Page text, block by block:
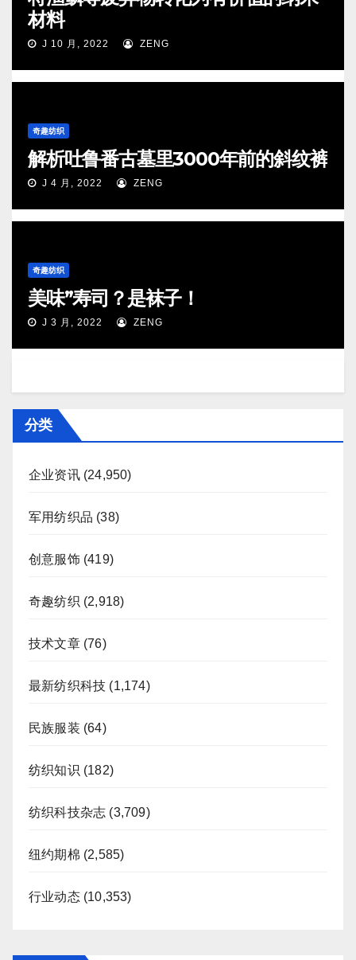
材料
J 10 月, 2022 ZENG
奇趣纺织
解析吐鲁番古墓里3000年前的斜纹裤
J 4 月, 2022 ZENG
奇趣纺织
美味”寿司？是袜子！
J 3 月, 2022 ZENG
分类
企业资讯(24,950)
军用纺织品 (38)
创意服饰(419)
奇趣纺织 (2,918)
技术文章(76)
最新纺织科技 (1,174)
民族服装 (64)
纺织知识 (182)
纺织科技杂志 (3,709)
纽约期棉 (2,585)
行业动态(10,353)